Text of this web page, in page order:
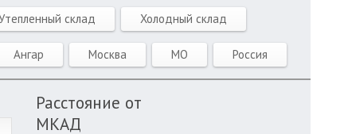
склад Холодный склад
Ангар Москва МО Россия
Расстояние от
МКАД